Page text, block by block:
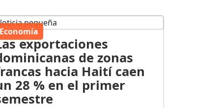
exportaciones
de zonas
hacia Haití caen
28 % en el primer